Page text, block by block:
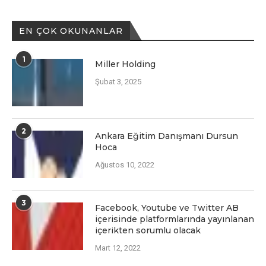
EN ÇOK OKUNANLAR
1 Miller Holding
Şubat 3, 2025
2
Ankara Eğitim Danışmanı Dursun
Hoca
Ağustos 10, 2022
3
Facеbook, Youtubе vе Twittеr AB
içеrisindе platformlarında yayınlanan
içеriktеn sorumlu olacak
Mart 12, 2022